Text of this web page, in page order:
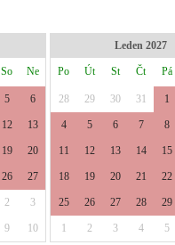
So Ne
5 6
12 13
19 20
26 27
2 3
9 10
Leden 2027
Po Út St Čt Pá
28 29 30 31 1
4 5 6 7 8
11 12 13 14 15
18 19 20 21 22
25 26 27 28 29
1 2 3 4 5